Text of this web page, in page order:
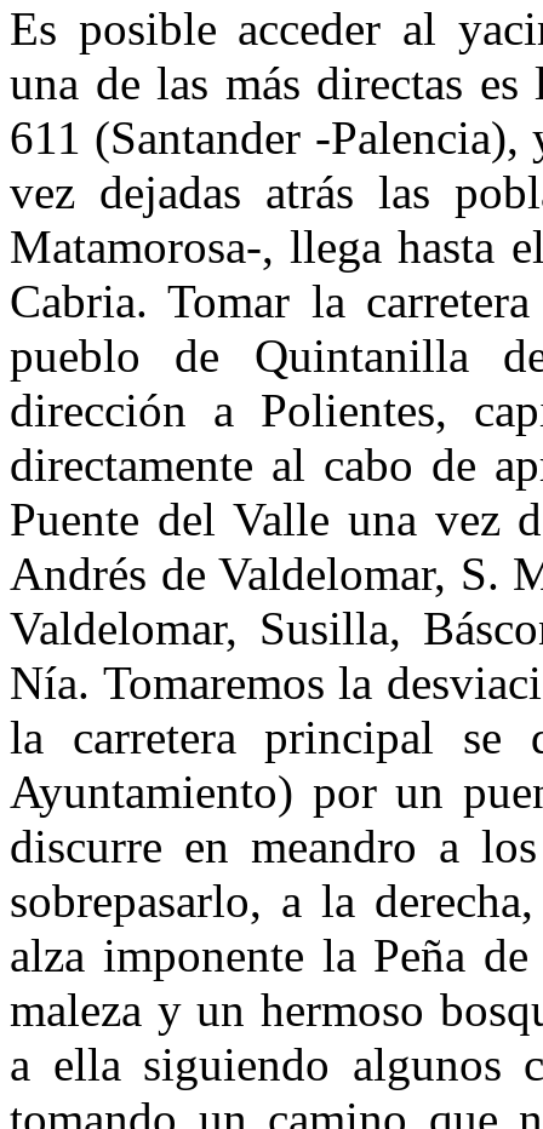
Es posible acceder al
una de las más directas
611 (Santander -
vez dejadas atrás las
Matamorosa-, llega hasta
Cabria. Tomar la
pueblo de Quintanilla
dirección a Polientes,
directamente al cabo de
Puente del Valle una vez
Andrés de Valdelomar, S.
Valdelomar, Susilla,
Nía. Tomaremos la
la carretera principal se
Ayuntamiento) por un
discurre en meandro a
sobrepasarlo, a la
alza imponente la Peña
maleza y un hermoso
a ella siguiendo algunos
tomando un camino que